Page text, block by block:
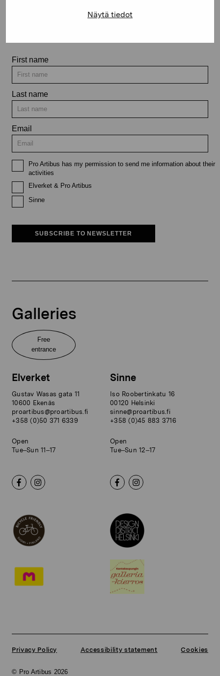
Näytä tiedot
Stay up-to-date on our
First name
Last name
Email
Pro Artibus has my permission to send me information about their
activities
Elverket & Pro Artibus
Sinne
SUBSCRIBE TO NEWSLETTER
Galleries
Free
entrance
Elverket
Gustav Wasas gata 11
10600 Ekenäs
proartibus@proartibus.fi
+358 (0)50 371 6339
Open
Tue–Sun 11–17
Sinne
Iso Roobertinkatu 16
00120 Helsinki
sinne@proartibus.fi
+358 (0)45 883 3716
Open
Tue–Sun 12–17
© Pro Artibus 2026
Privacy Policy Accessibility statement Cookies